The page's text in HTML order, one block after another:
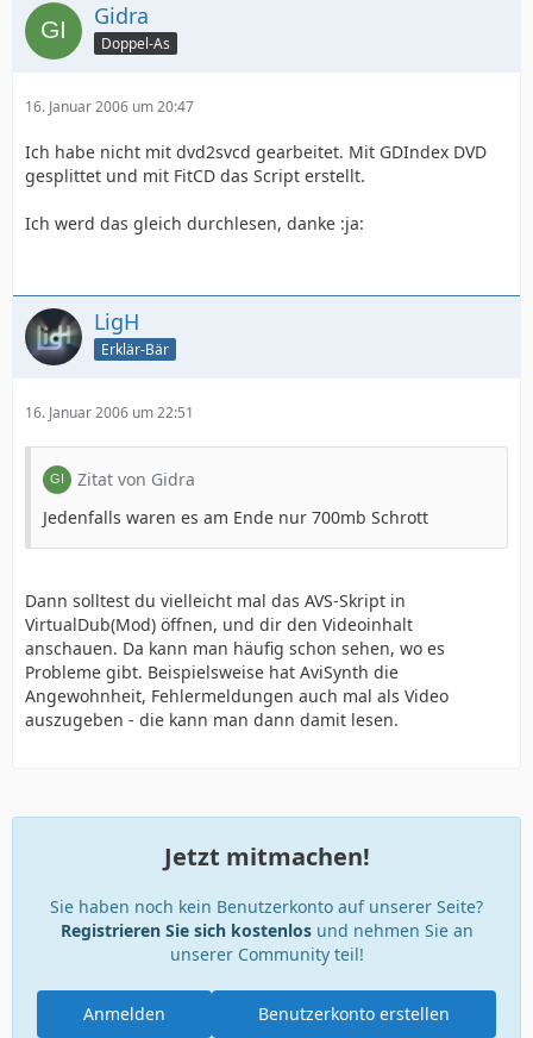
Gidra
Doppel-As
16. Januar 2006 um 20:47
Ich habe nicht mit dvd2svcd gearbeitet. Mit GDIndex DVD
gesplittet und mit FitCD das Script erstellt.
Ich werd das gleich durchlesen, danke :ja:
LigH
Erklär-Bär
16. Januar 2006 um 22:51
Zitat von Gidra
Jedenfalls waren es am Ende nur 700mb Schrott
Dann solltest du vielleicht mal das AVS-Skript in
VirtualDub(Mod) öffnen, und dir den Videoinhalt
anschauen. Da kann man häufig schon sehen, wo es
Probleme gibt. Beispielsweise hat AviSynth die
Angewohnheit, Fehlermeldungen auch mal als Video
auszugeben - die kann man dann damit lesen.
Jetzt mitmachen!
Sie haben noch kein Benutzerkonto auf unserer Seite?
Registrieren Sie sich kostenlosund nehmen Sie an
unserer Community teil!
Benutzerkonto erstellen
Anmelden